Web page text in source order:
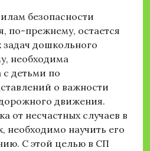
безопасности
по-прежнему, остается
дошкольного
необходима
с детьми по
о важности
движения.
от несчастных случаев в
необходимо научить его
С этой целью в СП